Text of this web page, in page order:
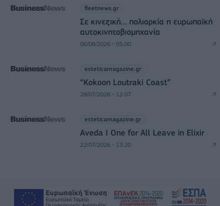
fleetnews.gr
Σε κινεζική… πολιορκία η ευρωπαϊκή
αυτοκινητοβιομηχανία
06/08/2026 - 05:00
esteticamagazine.gr
“Kokoon Loutraki Coast”
28/07/2026 - 12:07
esteticamagazine.gr
Aveda I One for All Leave in Elixir
22/07/2026 - 13:20